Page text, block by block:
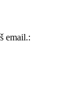
email.: